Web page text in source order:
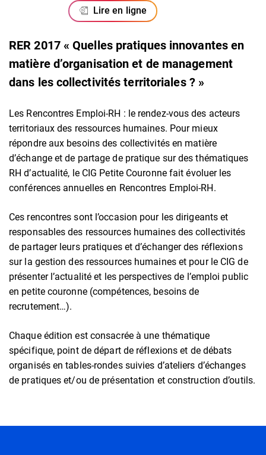
Lire en ligne
RER 2017 « Quelles pratiques innovantes en
matière d’organisation et de management
dans les collectivités territoriales ? »
Les Rencontres Emploi-RH : le rendez-vous des acteurs
territoriaux des ressources humaines. Pour mieux
répondre aux besoins des collectivités en matière
d’échange et de partage de pratique sur des thématiques
RH d’actualité, le CIG Petite Couronne fait évoluer les
conférences annuelles en Rencontres Emploi-RH.
Ces rencontres sont l’occasion pour les dirigeants et
responsables des ressources humaines des collectivités
de partager leurs pratiques et d’échanger des réflexions
sur la gestion des ressources humaines et pour le CIG de
présenter l’actualité et les perspectives de l’emploi public
en petite couronne (compétences, besoins de
recrutement…).
Chaque édition est consacrée à une thématique
spécifique, point de départ de réflexions et de débats
organisés en tables-rondes suivies d’ateliers d’échanges
de pratiques et/ou de présentation et construction d’outils.